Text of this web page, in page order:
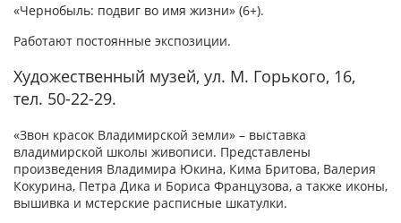
«Чернобыль: подвиг во имя жизни» (6+).
Работают постоянные экспозиции.
Художественный музей, ул. М. Горького, 16,
тел. 50-22-29.
«Звон красок Владимирской земли» – выставка
владимирской школы живописи. Представлены
произведения Владимира Юкина, Кима Бритова, Валерия
Кокурина, Петра Дика и Бориса Французова, а также иконы,
вышивка и мстерские расписные шкатулки.